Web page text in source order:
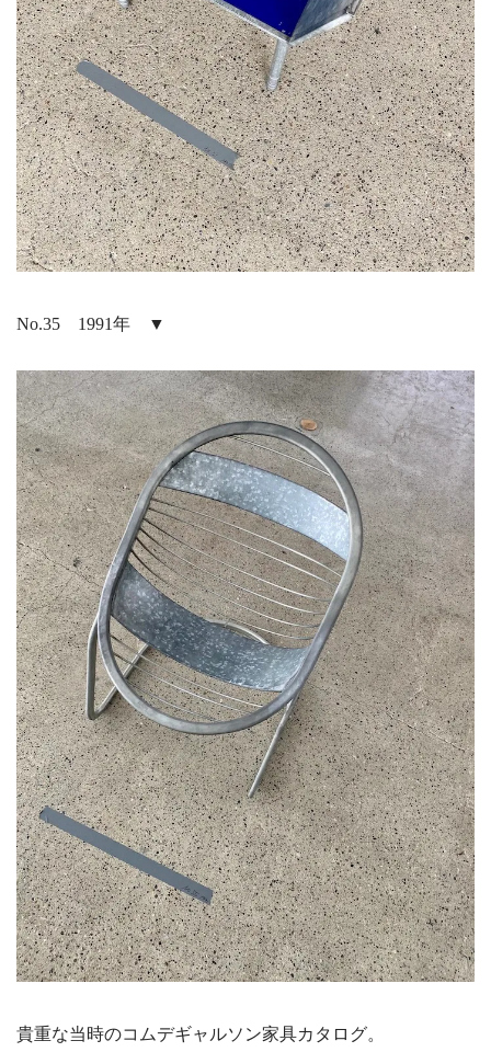
No.35 1991年 ▼
貴重な当時のコムデギャルソン家具カタログ。